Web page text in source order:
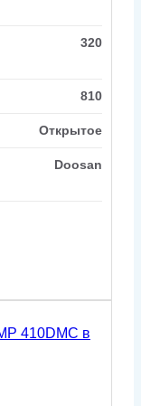
320
810
Открытое
Doosan